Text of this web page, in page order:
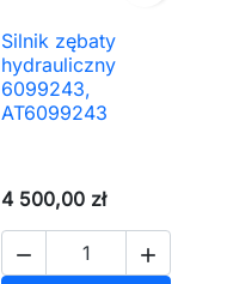
Silnik zębaty
hydrauliczny
6099243,
AT6099243
4 500,00 zł
 